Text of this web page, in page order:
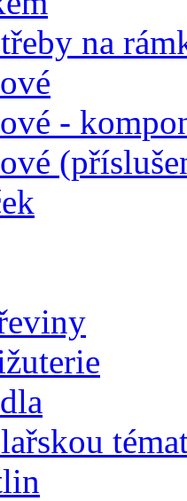
na
-